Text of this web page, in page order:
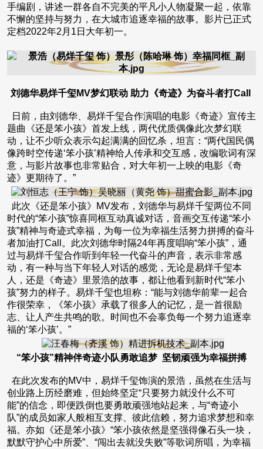
手编剧，讲述一群各自不完美的平凡小人物凝聚一起，依靠
不懈的坚持与努力，在大城市追逐幸福的故事。影片已正式
定档2022年2月1日大年初一。
刘德华易烊千玺MV梦幻联动 助力《奇迹》为奋斗者打Call
日前，由刘德华、易烊千玺合作演唱的电影《奇迹》宣传主
题曲《还是笨小孩》首发上线，两代优质偶像此次梦幻联
动，让不少听众表示勾起满满的回忆杀，坦言：“两代国民偶
像跨时空传递‘笨小孩’精神给人传承和交互感，改编歌词有深
意，与影片故事也非常贴合，对大年初一上映的电影《奇
迹》更期待了。”
此次《还是笨小孩》MV发布，刘德华与易烊千玺两位不同
时代的“笨小孩”惊喜同框互动真诚对话，音画交互传递“笨小
孩”精神与奇迹式幸福，为每一位为幸福生活努力拼搏的奋斗
者加油打Call。此次刘德华时隔24年再度唱响“笨小孩”，通
过与易烊千玺合作听到年轻一代奋斗的声音，表示非常感
动，有一种与当下年轻人对话的感觉，无论是易烊千玺本
人，还是《奇迹》里景浩的故事，都让他看到新时代“笨小
孩”努力的样子。易烊千玺也坦称：“能与刘德华前辈一起合
作很荣幸，《笨小孩》承载了很多人的记忆，是一首很励
志、让人产生共鸣的歌。时间也不会辜负每一个努力追逐幸
福的‘笨小孩’。”
“笨小孩”精神伴奇迹小队勇敢追梦 坚韧顽强为幸福拼搏
在此次发布的MV中，易烊千玺饰演的景浩，虽然在生活与
创业路上历经磨难，但始终坚定“只要努力就没什么不可
能”的信念，即便跌倒也要勇敢顽强地站起来，与“奇迹小
队”的成员如家人般相互支撑、彼此信赖，努力追求梦想和幸
福。亦如《还是笨小孩》“笨小孩依然是坚强得像石头一块，
默默守护心中所爱”、“闯出去就没失败”等歌词所唱，为幸福